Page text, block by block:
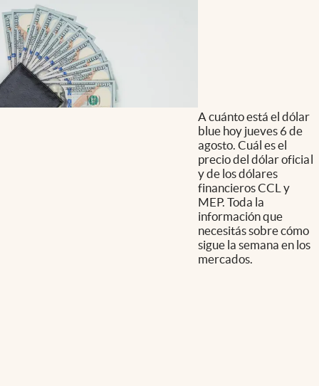
A cuánto está el dólar
blue hoy jueves 6 de
agosto. Cuál es el
precio del dólar oficial
y de los dólares
financieros CCL y
MEP. Toda la
información que
necesitás sobre cómo
sigue la semana en los
mercados.